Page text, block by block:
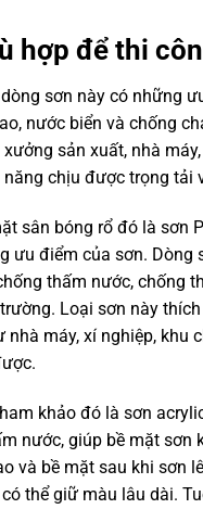
hợp để thi
sơn này có những
nước biển và chống
sản xuất, nhà
chịu được trọng tải
bóng rổ đó là sơn
điểm của sơn. Dòng
thấm nước, chống
Loại sơn này
máy, xí nghiệp, khu
khảo đó là sơn
nước, giúp bề mặt
và bề mặt sau khi sơn
thể giữ màu lâu dài.